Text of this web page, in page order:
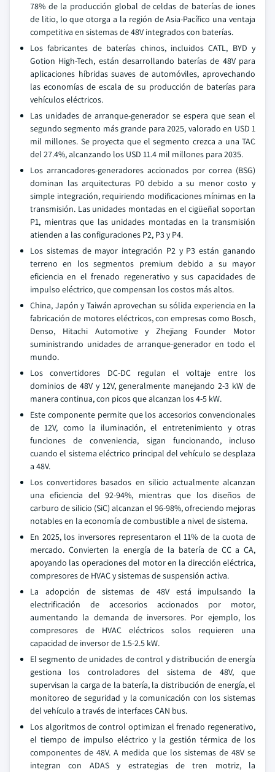
78% de la producción global de celdas de baterías de iones
de litio, lo que otorga a la región de Asia-Pacífico una ventaja
competitiva en sistemas de 48V integrados con baterías.
Los fabricantes de baterías chinos, incluidos CATL, BYD y
Gotion High-Tech, están desarrollando baterías de 48V para
aplicaciones híbridas suaves de automóviles, aprovechando
las economías de escala de su producción de baterías para
vehículos eléctricos.
Las unidades de arranque-generador se espera que sean el
segundo segmento más grande para 2025, valorado en USD 1
mil millones. Se proyecta que el segmento crezca a una TAC
del 27.4%, alcanzando los USD 11.4 mil millones para 2035.
Los arrancadores-generadores accionados por correa (BSG)
dominan las arquitecturas P0 debido a su menor costo y
simple integración, requiriendo modificaciones mínimas en la
transmisión. Las unidades montadas en el cigüeñal soportan
P1, mientras que las unidades montadas en la transmisión
atienden a las configuraciones P2, P3 y P4.
Los sistemas de mayor integración P2 y P3 están ganando
terreno en los segmentos premium debido a su mayor
eficiencia en el frenado regenerativo y sus capacidades de
impulso eléctrico, que compensan los costos más altos.
China, Japón y Taiwán aprovechan su sólida experiencia en la
fabricación de motores eléctricos, con empresas como Bosch,
Denso, Hitachi Automotive y Zhejiang Founder Motor
suministrando unidades de arranque-generador en todo el
mundo.
Los convertidores DC-DC regulan el voltaje entre los
dominios de 48V y 12V, generalmente manejando 2-3 kW de
manera continua, con picos que alcanzan los 4-5 kW.
Este componente permite que los accesorios convencionales
de 12V, como la iluminación, el entretenimiento y otras
funciones de conveniencia, sigan funcionando, incluso
cuando el sistema eléctrico principal del vehículo se desplaza
a 48V.
Los convertidores basados en silicio actualmente alcanzan
una eficiencia del 92-94%, mientras que los diseños de
carburo de silicio (SiC) alcanzan el 96-98%, ofreciendo mejoras
notables en la economía de combustible a nivel de sistema.
En 2025, los inversores representaron el 11% de la cuota de
mercado. Convierten la energía de la batería de CC a CA,
apoyando las operaciones del motor en la dirección eléctrica,
compresores de HVAC y sistemas de suspensión activa.
La adopción de sistemas de 48V está impulsando la
electrificación de accesorios accionados por motor,
aumentando la demanda de inversores. Por ejemplo, los
compresores de HVAC eléctricos solos requieren una
capacidad de inversor de 1.5-2.5 kW.
El segmento de unidades de control y distribución de energía
gestiona los controladores del sistema de 48V, que
supervisan la carga de la batería, la distribución de energía, el
monitoreo de seguridad y la comunicación con los sistemas
del vehículo a través de interfaces CAN bus.
Los algoritmos de control optimizan el frenado regenerativo,
el tiempo de impulso eléctrico y la gestión térmica de los
componentes de 48V. A medida que los sistemas de 48V se
integran con ADAS y estrategias de tren motriz, la